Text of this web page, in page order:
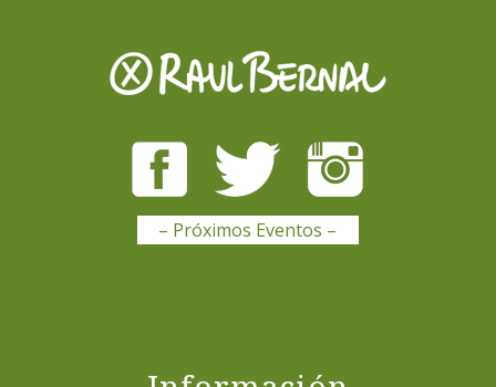
– Próximos Eventos –